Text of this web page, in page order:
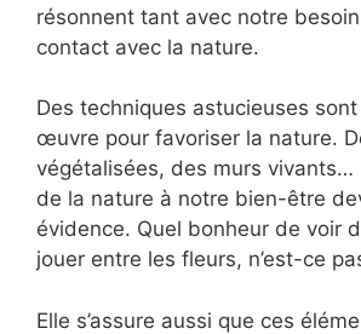
résonnent tant avec notre besoin
contact avec la nature.
Des techniques astucieuses
œuvre pour favoriser la nature.
végétalisées, des murs vivants…
de la nature à notre bien-être
évidence. Quel bonheur de voir
jouer entre les fleurs, n’est-ce
Elle s’assure aussi que ces